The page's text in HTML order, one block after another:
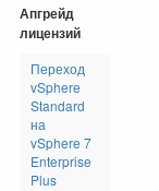
Апгрейд
лицензий
Переход
vSphere
Standard
на
vSphere 7
Enterprise
Plus